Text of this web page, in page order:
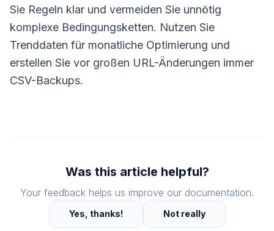
Sie Regeln klar und vermeiden Sie unnötig
komplexe Bedingungsketten. Nutzen Sie
Trenddaten für monatliche Optimierung und
erstellen Sie vor großen URL-Änderungen immer
CSV-Backups.
Was this article helpful?
Your feedback helps us improve our documentation.
Yes, thanks! Not really